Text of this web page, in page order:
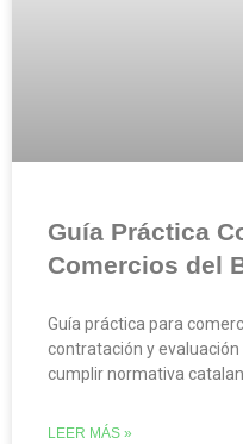
Guía Práctica
Comercios del
Guía práctica para
contratación y
cumplir normativa
LEER MÁS »